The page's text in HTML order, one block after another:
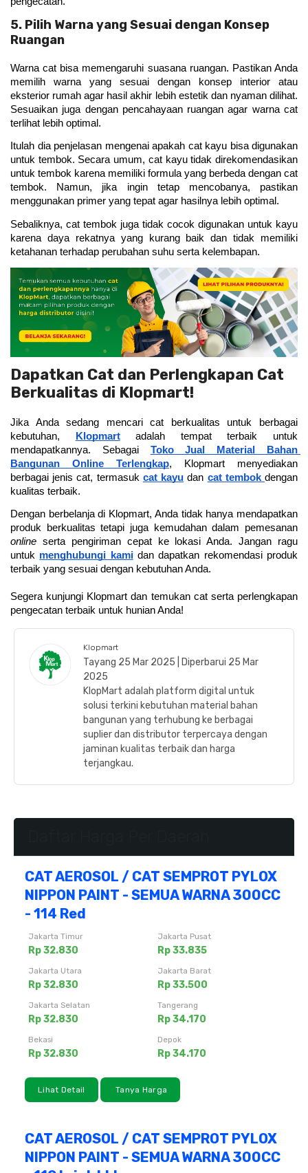
5. Pilih Warna yang Sesuai dengan Konsep
Ruangan
Warna cat bisa memengaruhi suasana ruangan. Pastikan Anda
memilih warna yang sesuai dengan konsep interior atau
eksterior rumah agar hasil akhir lebih estetik dan nyaman dilihat.
Sesuaikan juga dengan pencahayaan ruangan agar warna cat
terlihat lebih optimal.
Itulah dia penjelasan mengenai apakah cat kayu bisa digunakan
untuk tembok. Secara umum, cat kayu tidak direkomendasikan
untuk tembok karena memiliki formula yang berbeda dengan cat
tembok. Namun, jika ingin tetap mencobanya, pastikan
menggunakan primer yang tepat agar hasilnya lebih optimal.
Sebaliknya, cat tembok juga tidak cocok digunakan untuk kayu
karena daya rekatnya yang kurang baik dan tidak memiliki
ketahanan terhadap perubahan suhu serta kelembapan.
Dapatkan Cat dan Perlengkapan Cat
Berkualitas di Klopmart!
Jika Anda sedang mencari cat berkualitas untuk berbagai
kebutuhan,
Klopmart adalah tempat terbaik untuk
mendapatkannya. Sebagai Toko Jual Material Bahan
Bangunan Online Terlengkap, Klopmart menyediakan
berbagai jenis cat, termasuk cat kayu dan cat tembok dengan
kualitas terbaik.
Dengan berbelanja di Klopmart, Anda tidak hanya mendapatkan
online serta pengiriman cepat ke lokasi Anda. Jangan ragu
untuk menghubungi kami dan dapatkan rekomendasi produk
terbaik yang sesuai dengan kebutuhan Anda.
Segera kunjungi Klopmart dan temukan cat serta perlengkapan
pengecatan terbaik untuk hunian Anda!
Klopmart
Tayang 25 Mar 2025 | Diperbarui 25 Mar
2025
KlopMart adalah platform digital untuk
solusi terkini kebutuhan material bahan
bangunan yang terhubung ke berbagai
suplier dan distributor terpercaya dengan
jaminan kualitas terbaik dan harga
terjangkau.
CAT AEROSOL / CAT SEMPROT PYLOX
NIPPON PAINT - SEMUA WARNA 300CC
- 114 Red
Jakarta Timur
Rp 32.830
Jakarta Pusat
Rp 33.835
Jakarta Utara
Rp 32.830
Jakarta Barat
Rp 33.500
Jakarta Selatan
Rp 32.830
Tangerang
Rp 34.170
Bekasi
Rp 32.830
Depok
Rp 34.170
Lihat Detail Tanya Harga
CAT AEROSOL / CAT SEMPROT PYLOX
NIPPON PAINT - SEMUA WARNA 300CC